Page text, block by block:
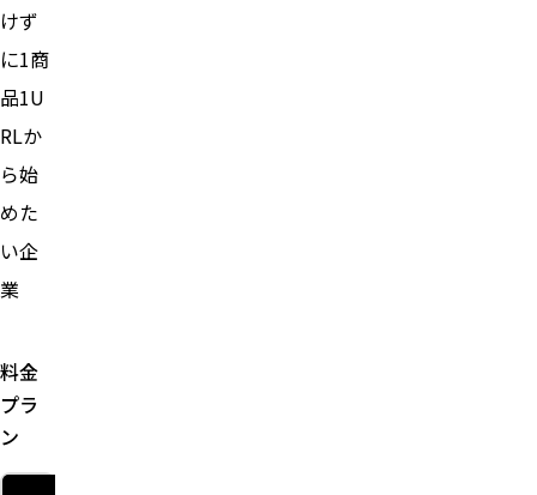
けず
に1商
品1U
RLか
ら始
めた
い企
業
料金
プラ
ン